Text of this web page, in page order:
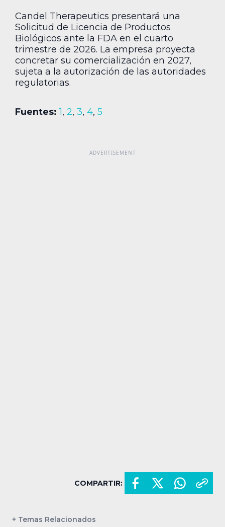
Candel Therapeutics presentará una
Solicitud de Licencia de Productos
Biológicos ante la FDA en el cuarto
trimestre de 2026. La empresa proyecta
concretar su comercialización en 2027,
sujeta a la autorización de las autoridades
regulatorias.
Fuentes: 1, 2, 3, 4, 5
COMPARTIR:
+ Temas Relacionados